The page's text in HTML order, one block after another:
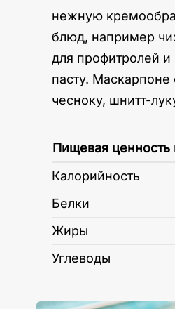
нежную
блюд, например
для профитролей и
пасту.
чесноку, шнитт-
Пищевая ценность
Калорийность
Белки
Жиры
Углеводы